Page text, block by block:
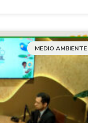
MEDIO AMBIENTE